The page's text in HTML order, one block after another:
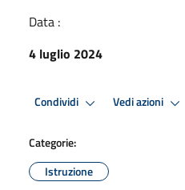
Data :
4 luglio 2024
Condividi Vedi azioni
Categorie:
Istruzione